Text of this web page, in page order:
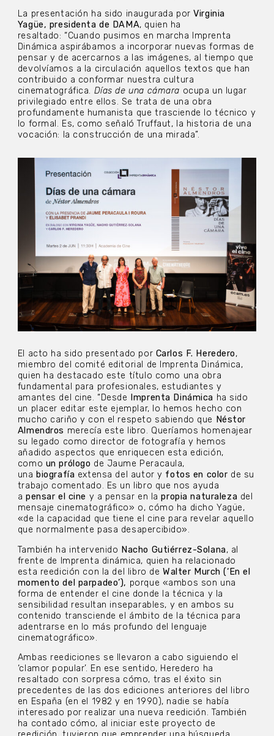
La presentación ha sido inaugurada porVirginia
Yagüe, presidenta de DAMA, quien ha
resaltado: “Cuando pusimos en marcha Imprenta
Dinámica aspirábamos a incorporar nuevas formas de
pensar y de acercarnos a las imágenes, al tiempo que
devolvíamos a la circulación aquellos textos que han
contribuido a conformar nuestra cultura
cinematográfica. Días de una cámara ocupa un lugar
privilegiado entre ellos. Se trata de una obra
profundamente humanista que trasciende lo técnico y
lo formal. Es, como señaló Truffaut, la historia de una
vocación: la construcción de una mirada”.
El acto ha sido presentado por Carlos F. Heredero,
miembro del comité editorial de Imprenta Dinámica,
quien ha destacado este título como una obra
fundamental para profesionales, estudiantes y
amantes del cine. “Desde
Imprenta Dinámica ha sido
un placer editar este ejemplar, lo hemos hecho con
mucho cariño y con el respeto sabiendo que Néstor
Almendros merecía este libro. Queríamos homenajear
su legado como director de fotografía y hemos
añadido aspectos que enriquecen esta edición,
como un prólogo de Jaume Peracaula,
una biografía extensa del autor y fotos en color de su
trabajo comentado. Es un libro que nos ayuda
a pensar el cine y a pensar en lapropia naturaleza del
mensaje cinematográfico» o, cómo ha dicho Yagüe,
«de la capacidad que tiene el cine para revelar aquello
que normalmente pasa desapercibido».
También ha intervenido Nacho Gutiérrez-Solana, al
frente de Imprenta dinámica, quien ha relacionado
esta reedición con la del libro de Walter Murch (‘En el
momento del parpadeo’), porque «ambos son una
forma de entender el cine donde la técnica y la
sensibilidad resultan inseparables, y en ambos su
contenido transciende el ámbito de la técnica para
adentrarse en lo más profundo del lenguaje
cinematográfico».
Ambas reediciones se llevaron a cabo siguiendo el
‘clamor popular’. En ese sentido, Heredero ha
resaltado con sorpresa cómo, tras el éxito sin
precedentes de las dos ediciones anteriores del libro
en España (en el 1982 y en 1990), nadie se había
interesado por realizar una nueva reedición. También
ha contado cómo, al iniciar este proyecto de